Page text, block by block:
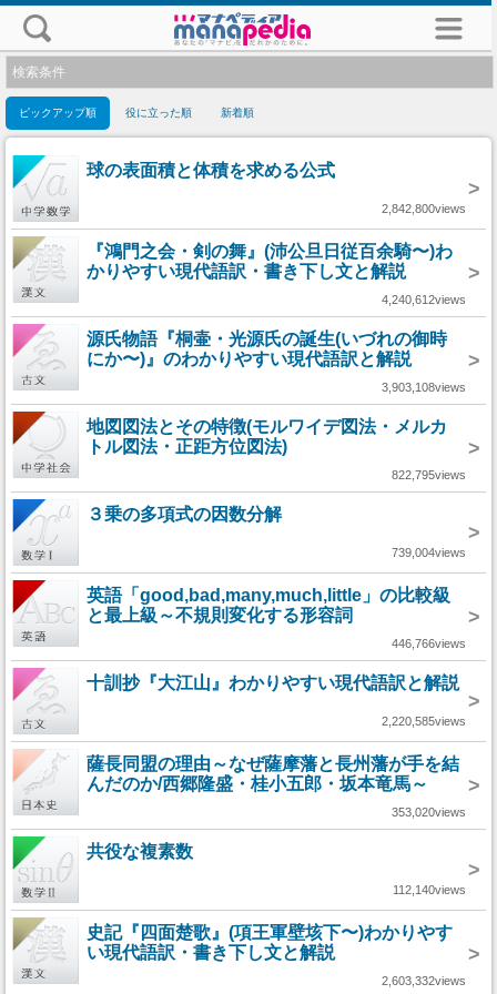
検索条件
ピックアップ順 役に立った順 新着順
球の表面積と体積を求める公式
>
2,842,800views
『鴻門之会・剣の舞』(沛公旦日従百余騎〜)わ
かりやすい現代語訳・書き下し文と解説
>
4,240,612views
源氏物語『桐壷・光源氏の誕生(いづれの御時
にか〜)』のわかりやすい現代語訳と解説
>
3,903,108views
地図図法とその特徴(モルワイデ図法・メルカ
トル図法・正距方位図法)
>
822,795views
３乗の多項式の因数分解
>
739,004views
英語「good,bad,many,much,little」の比較級
と最上級～不規則変化する形容詞
>
446,766views
十訓抄『大江山』わかりやすい現代語訳と解説
>
2,220,585views
薩長同盟の理由～なぜ薩摩藩と長州藩が手を結
んだのか/西郷隆盛・桂小五郎・坂本竜馬～
>
353,020views
共役な複素数
>
112,140views
史記『四面楚歌』(項王軍壁垓下〜)わかりやす
い現代語訳・書き下し文と解説
>
2,603,332views